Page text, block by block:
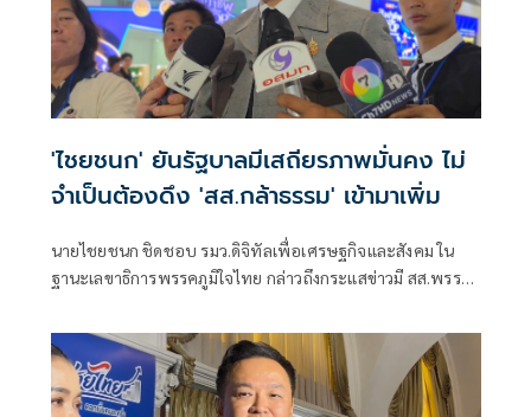
'ไชยชนก' ยันรัฐบาลมีเสถียรภาพมั่นคง ไม่
จำเป็นต้องดึง 'สส.กล้าธรรม' เข้ามาเพิ่ม
นายไชยชนก ชิดชอบ รมว.ดิจิทัลเพื่อเศรษฐกิจและสังคม ใน
ฐานะเลขาธิการพรรคภูมิใจไทย กล่าวถึงกระแสข่าวมี สส.พรรค
พรรค กธ. จะย้ายไปอยู่กับพรรคภูมิใจไทยในการเลือกตั้งครั้ง
หน้า และเพื่อเติมเสียงให้รัฐบาล ว่า รัฐบาลมีเสถียรภาพและมี
ความมั่นคงมากๆ ไม่ใช่แค่เพียงพรรคเรา แต่เรายังมีพรรคร่วม